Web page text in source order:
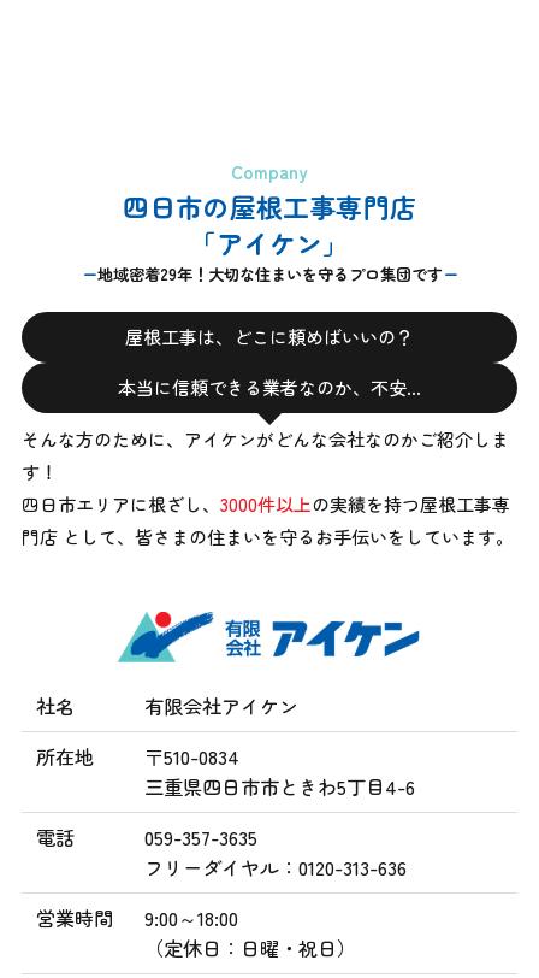
Company
四日市の屋根工事専門店
「アイケン」
地域密着29年！大切な住まいを守るプロ集団です
屋根工事は、どこに頼めばいいの？
本当に信頼できる業者なのか、不安…
そんな方のために、アイケンがどんな会社なのかご紹介しま
す！
四日市エリアに根ざし、 3000件以上の実績を持つ屋根工事専
門店 として、 皆さまの住まいを守るお手伝いをしています。
社名
有限会社アイケン
所在地
〒510-0834
三重県四日市市ときわ5丁目4-6
電話
059-357-3635
フリーダイヤル：0120-313-636
営業時間
9:00～18:00
（定休日：日曜・祝日）